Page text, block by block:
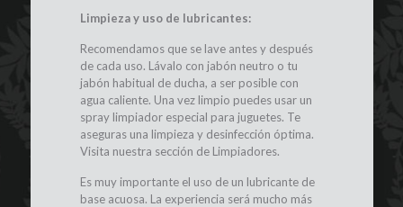
Limpieza y uso de lubricantes:
Recomendamos que se lave antes y después
de cada uso. Lávalo con jabón neutro o tu
jabón habitual de ducha, a ser posible con
agua caliente. Una vez limpio puedes usar un
spray limpiador especial para juguetes. Te
aseguras una limpieza y desinfección óptima.
Visita nuestra sección de Limpiadores.
Es muy importante el uso de un lubricante de
base acuosa. La experiencia será mucho más